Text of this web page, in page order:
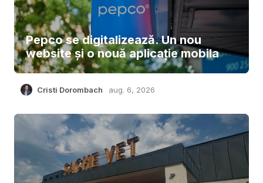
Pepco se digitalizează. Un nou
website și o nouă aplicație mobila
Cristi Dorombach aug. 6, 2026